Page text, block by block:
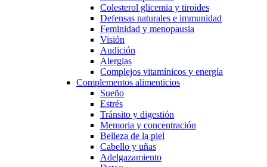
Colesterol glicemia y tiroides
Defensas naturales e immunidad
Feminidad y menopausia
Visión
Audición
Alergias
Complejos vitamínicos y energía
Complementos alimenticios
Sueño
Estrés
Tránsito y digestión
Memoria y concentración
Belleza de la piel
Cabello y uñas
Adelgazamiento